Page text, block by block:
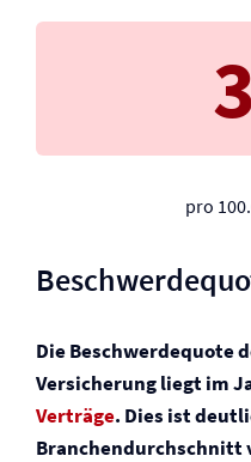
pro
Die Beschwerdequote
Versicherung liegt im
Verträge. Dies ist
Branchendurchschnitt